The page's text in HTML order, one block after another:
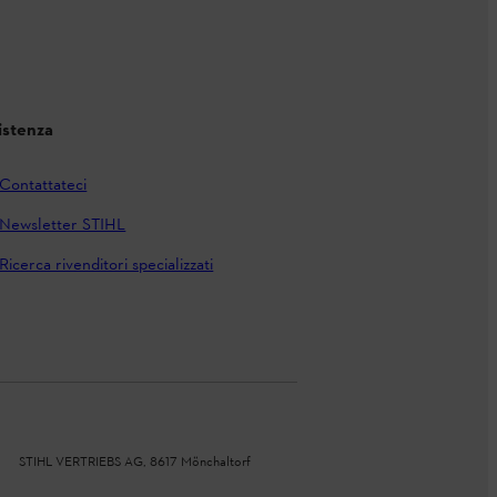
Contattateci
Newsletter STIHL
Ricerca rivenditori specializzati
STIHL VERTRIEBS AG, 8617 Mönchaltorf